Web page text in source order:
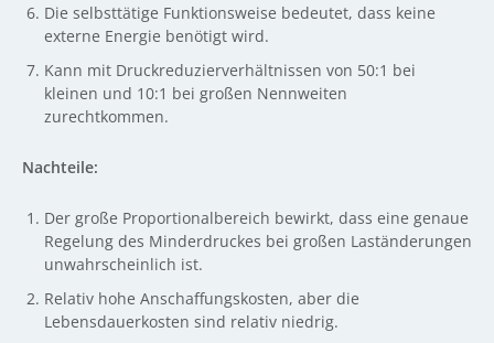
Die selbsttätige Funktionsweise bedeutet, dass keine
externe Energie benötigt wird.
Kann mit Druckreduzierverhältnissen von 50:1 bei
kleinen und 10:1 bei großen Nennweiten
zurechtkommen.
Nachteile:
Der große Proportionalbereich bewirkt, dass eine genaue
Regelung des Minderdruckes bei großen Laständerungen
unwahrscheinlich ist.
Relativ hohe Anschaffungskosten, aber die
Lebensdauerkosten sind relativ niedrig.